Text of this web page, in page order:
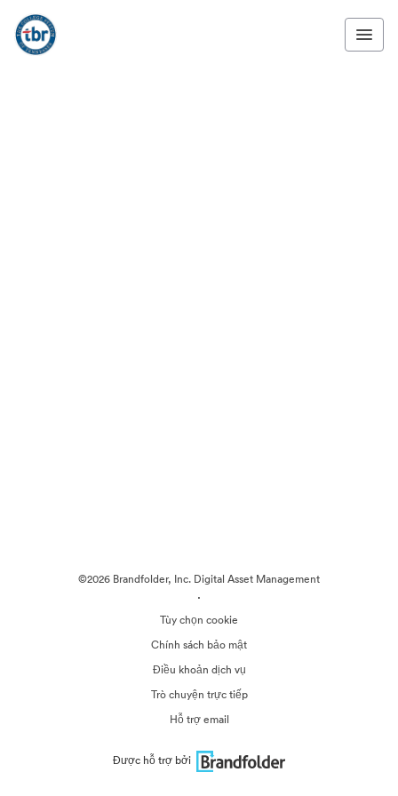
©2026 Brandfolder, Inc. Digital Asset Management
·
Tùy chọn cookie
Chính sách bảo mật
Điều khoản dịch vụ
Trò chuyện trực tiếp
Hỗ trợ email
Được hỗ trợ bởi